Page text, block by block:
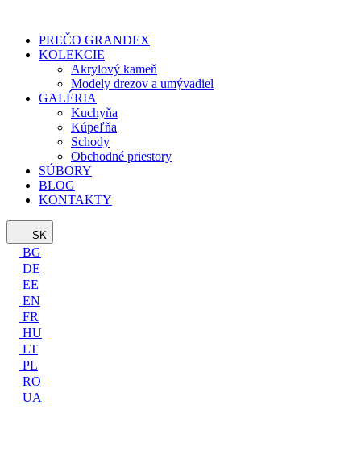
PREČO GRANDEX
KOLEKCIE
Akrylový kameň
Modely drezov a umývadiel
GALÉRIA
Kuchyňa
Kúpeľňa
Schody
Obchodné priestory
SÚBORY
BLOG
KONTAKTY
SK
BG
DE
EE
EN
FR
HU
LT
PL
RO
UA